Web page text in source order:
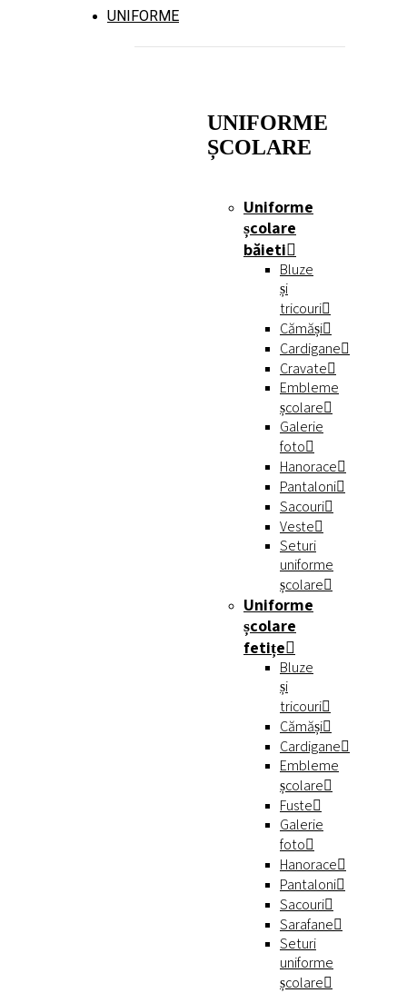
UNIFORME
UNIFORME
ȘCOLARE
Uniforme
școlare
băieti
Bluze
și
tricouri
Cămăși
Cardigane
Cravate
Embleme
școlare
Galerie
foto
Hanorace
Pantaloni
Sacouri
Veste
Seturi
uniforme
școlare
Uniforme
școlare
fetițe
Bluze
și
tricouri
Cămăși
Cardigane
Embleme
școlare
Fuste
Galerie
foto
Hanorace
Pantaloni
Sacouri
Sarafane
Seturi
uniforme
școlare